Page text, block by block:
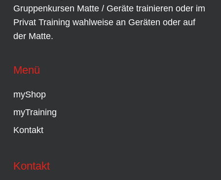
Gruppenkursen Matte / Geräte trainieren oder im
Privat Training wahlweise an Geräten oder auf
der Matte.
Menü
myShop
myTraining
Kontakt
Kontakt